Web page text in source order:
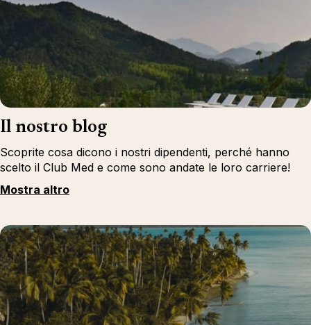
Il nostro blog
Scoprite cosa dicono i nostri dipendenti, perché hanno
scelto il Club Med e come sono andate le loro carriere!
Mostra altro